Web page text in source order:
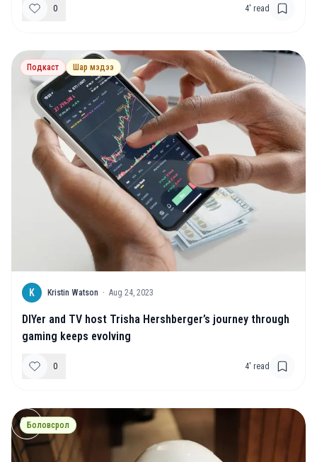
0 4' read
Подкаст Шар мэдээ
K Kristin Watson · Aug 24, 2023
DIYer and TV host Trisha Hershberger’s journey through
gaming keeps evolving
0 4' read
Боловсрол